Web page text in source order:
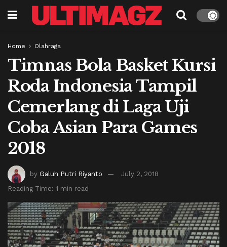
Home Olahraga
Timnas Bola Basket Kursi
Roda Indonesia Tampil
Cemerlang di Laga Uji
Coba Asian Para Games
2018
by Galuh Putri Riyanto
July 2, 2018
Reading Time: 1 min read